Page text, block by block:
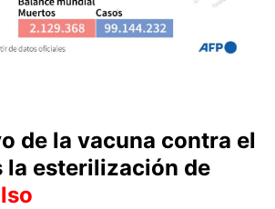
de la vacuna contra el
la esterilización de